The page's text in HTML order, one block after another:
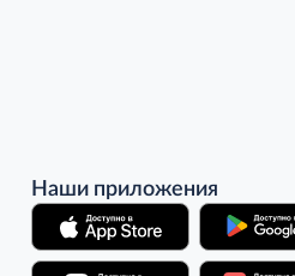
Наши приложения